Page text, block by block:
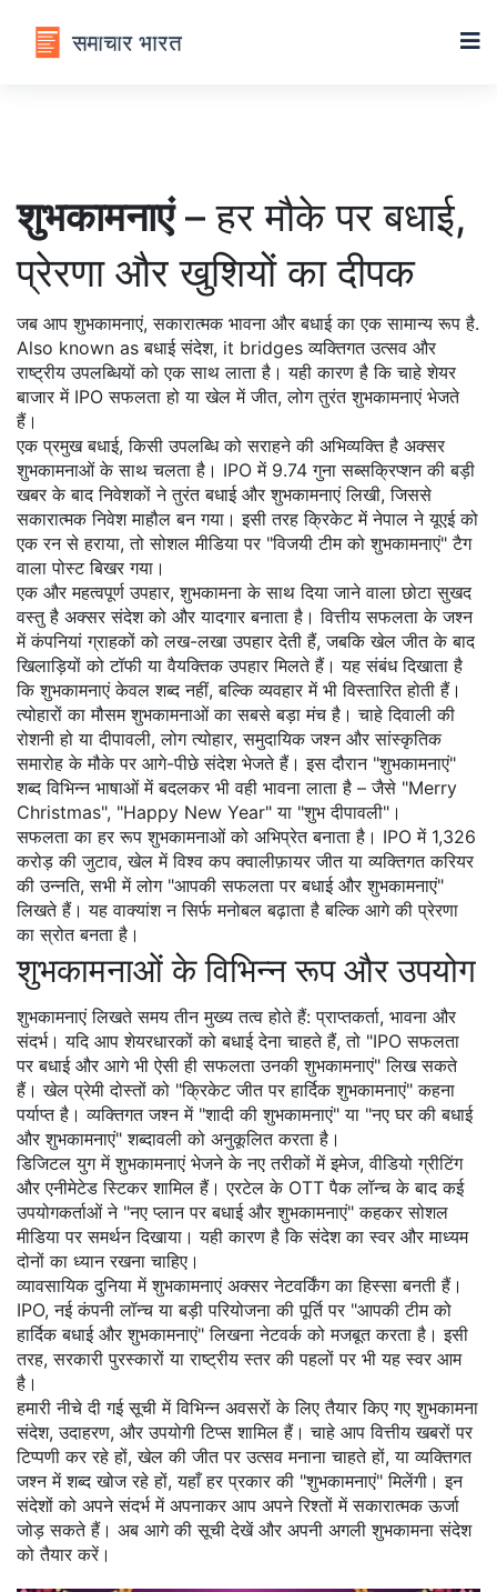
शुभकामनाएं– हर मौके पर बधाई,
प्रेरणा और खुशियों का दीपक
जब आपशुभकामनाएं,सकारात्मक भावना और बधाई का एक सामान्य रूप है.
Also known asबधाई संदेश, it bridges व्यक्तिगत उत्सव और
राष्ट्रीय उपलब्धियों को एक साथ लाता है। यही कारण है कि चाहे शेयर
बाजार में IPO सफलता हो या खेल में जीत, लोग तुरंत शुभकामनाएं भेजते
हैं।
एक प्रमुखबधाई,किसी उपलब्धि को सराहने की अभिव्यक्ति है अक्सर
शुभकामनाओं के साथ चलता है। IPO में 9.74 गुना सब्सक्रिप्शन की बड़ी
खबर के बाद निवेशकों ने तुरंत बधाई और शुभकामनाएं लिखी, जिससे
सकारात्मक निवेश माहौल बन गया। इसी तरह क्रिकेट में नेपाल ने यूएई को
एक रन से हराया, तो सोशल मीडिया पर "विजयी टीम को शुभकामनाएं" टैग
वाला पोस्ट बिखर गया।
एक और महत्वपूर्णउपहार,शुभकामना के साथ दिया जाने वाला छोटा सुखद
वस्तु है अक्सर संदेश को और यादगार बनाता है। वित्तीय सफलता के जश्न
में कंपनियां ग्राहकों को लख-लखा उपहार देती हैं, जबकि खेल जीत के बाद
खिलाड़ियों को टॉफी या वैयक्तिक उपहार मिलते हैं। यह संबंध दिखाता है
कि शुभकामनाएं केवल शब्द नहीं, बल्कि व्यवहार में भी विस्तारित होती हैं।
त्योहारों का मौसम शुभकामनाओं का सबसे बड़ा मंच है। चाहे दिवाली की
रोशनी हो या दीपावली, लोगत्योहार,समुदायिक जश्न और सांस्कृतिक
समारोह के मौके पर आगे-पीछे संदेश भेजते हैं। इस दौरान "शुभकामनाएं"
शब्द विभिन्न भाषाओं में बदलकर भी वही भावना लाता है – जैसे "Merry
Christmas", "Happy New Year" या "शुभ दीपावली"।
सफलता का हर रूप शुभकामनाओं को अभिप्रेत बनाता है। IPO में 1,326
करोड़ की जुटाव, खेल में विश्व कप क्वालीफ़ायर जीत या व्यक्तिगत करियर
की उन्नति, सभी में लोग "आपकी सफलता पर बधाई और शुभकामनाएं"
लिखते हैं। यह वाक्यांश न सिर्फ मनोबल बढ़ाता है बल्कि आगे की प्रेरणा
का स्रोत बनता है।
शुभकामनाओं के विभिन्न रूप और उपयोग
शुभकामनाएं लिखते समय तीन मुख्य तत्व होते हैं: प्राप्तकर्ता, भावना और
संदर्भ। यदि आप शेयरधारकों को बधाई देना चाहते हैं, तो "IPO सफलता
पर बधाई और आगे भी ऐसी ही सफलता उनकी शुभकामनाएं" लिख सकते
हैं। खेल प्रेमी दोस्तों को "क्रिकेट जीत पर हार्दिक शुभकामनाएं" कहना
पर्याप्त है। व्यक्तिगत जश्न में "शादी की शुभकामनाएं" या "नए घर की बधाई
और शुभकामनाएं" शब्दावली को अनुकूलित करता है।
डिजिटल युग में शुभकामनाएं भेजने के नए तरीकों में इमेज, वीडियो ग्रीटिंग
और एनीमेटेड स्टिकर शामिल हैं। एरटेल के OTT पैक लॉन्च के बाद कई
उपयोगकर्ताओं ने "नए प्लान पर बधाई और शुभकामनाएं" कहकर सोशल
मीडिया पर समर्थन दिखाया। यही कारण है कि संदेश का स्वर और माध्यम
दोनों का ध्यान रखना चाहिए।
व्यावसायिक दुनिया में शुभकामनाएं अक्सर नेटवर्किंग का हिस्सा बनती हैं।
IPO, नई कंपनी लॉन्च या बड़ी परियोजना की पूर्ति पर "आपकी टीम को
हार्दिक बधाई और शुभकामनाएं" लिखना नेटवर्क को मजबूत करता है। इसी
तरह, सरकारी पुरस्कारों या राष्ट्रीय स्तर की पहलों पर भी यह स्वर आम
है।
हमारी नीचे दी गई सूची में विभिन्न अवसरों के लिए तैयार किए गए शुभकामना
संदेश, उदाहरण, और उपयोगी टिप्स शामिल हैं। चाहे आप वित्तीय खबरों पर
टिप्पणी कर रहे हों, खेल की जीत पर उत्सव मनाना चाहते हों, या व्यक्तिगत
जश्न में शब्द खोज रहे हों, यहाँ हर प्रकार की "शुभकामनाएं" मिलेंगी। इन
संदेशों को अपने संदर्भ में अपनाकर आप अपने रिश्तों में सकारात्मक ऊर्जा
जोड़ सकते हैं। अब आगे की सूची देखें और अपनी अगली शुभकामना संदेश
को तैयार करें।